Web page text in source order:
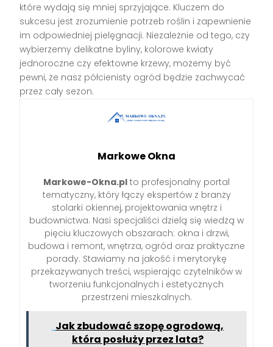
które wydają się mniej sprzyjające. Kluczem do
sukcesu jest zrozumienie potrzeb roślin i zapewnienie
im odpowiedniej pielęgnacji. Niezależnie od tego, czy
wybierzemy delikatne byliny, kolorowe kwiaty
jednoroczne czy efektowne krzewy, możemy być
pewni, że nasz półcienisty ogród będzie zachwycać
przez cały sezon.
Markowe Okna
Markowe-Okna.pl to profesjonalny portal
tematyczny, który łączy ekspertów z branży
stolarki okiennej, projektowania wnętrz i
budownictwa. Nasi specjaliści dzielą się wiedzą w
pięciu kluczowych obszarach: okna i drzwi,
budowa i remont, wnętrza, ogród oraz praktyczne
porady. Stawiamy na jakość i merytorykę
przekazywanych treści, wspierając czytelników w
tworzeniu funkcjonalnych i estetycznych
przestrzeni mieszkalnych.
Jak zbudować szopę ogrodową,
która posłuży przez lata?